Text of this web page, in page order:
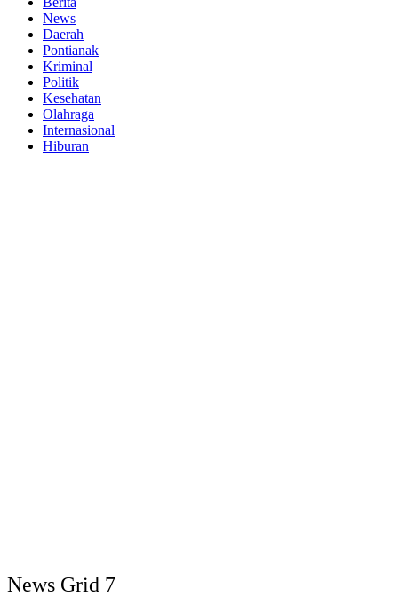
News
Daerah
Pontianak
Kriminal
Politik
Kesehatan
Olahraga
Internasional
Hiburan
News Grid 7